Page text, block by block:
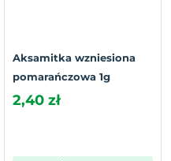
Aksamitka wzniesiona
pomarańczowa 1g
2,40 zł